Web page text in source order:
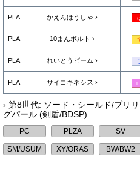
PLA かえんほうしゃ
PLA 10まんボルト
PLA れいとうビーム
PLA サイコキネシス
› 第8世代: ソード・シールド/ブリ
グパール (剣盾/BDSP)